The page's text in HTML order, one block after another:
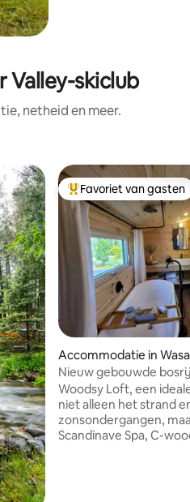
Valley-skiclub
netheid en meer.
Topfavoriet van gasten
Favoriet van gasten
Accommodatie in
h
Nieuw gebouwde bosrijke
perfecte ontsnapping
Woodsy Loft, een
niet alleen het strand
zonsondergangen,
Scandinave Spa, C-